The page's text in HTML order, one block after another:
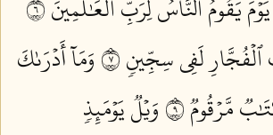
يَوۡمَ يَقُومُ ٱلنَّاسُ لِرَبِّ ٱلۡعَٰلَمِينَ ٦
لَفِي سِجِّينٖ ٧
وَمَآ أَدۡرَىٰكَ
مَّرۡقُومٞ ٩
وَيۡلٞ يَوۡمَئِذٖ